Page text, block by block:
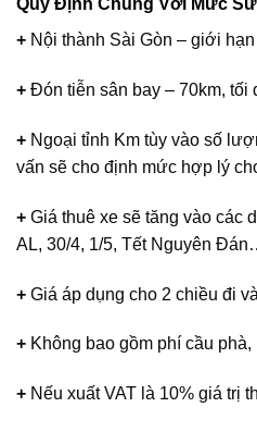
Quy Định Chung Với Mức
+ Nội thành Sài Gòn – giới
+ Đón tiễn sân bay – 70km, tối
+ Ngoại tỉnh Km tùy vào số
vấn sẽ cho định mức hợp lý
+ Giá thuê xe sẽ tăng vào các
AL, 30/4, 1/5, Tết Nguyên
+ Giá áp dụng cho 2 chiều đi
+ Không bao gồm phí cầu
+ Nếu xuất VAT là 10% giá trị